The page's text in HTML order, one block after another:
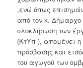
,ενώ όπως
από τον κ. Δήμαρχο
ολοκλήρωση των
(ΚτΥπ ), απομένει
πρόσβασης και
του αγωγού των